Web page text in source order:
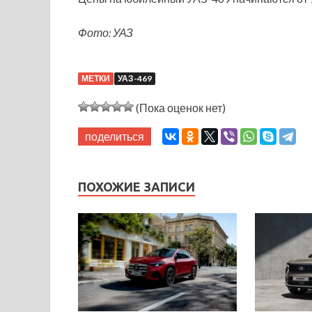
Фото: УАЗ
МЕТКИ УАЗ-469
(Пока оценок нет)
поделиться
ПОХОЖИЕ ЗАПИСИ